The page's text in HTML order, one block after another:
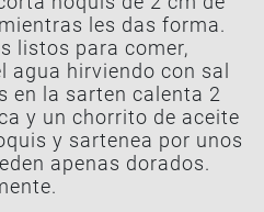
les das forma.
listos para comer,
agua hirviendo con sal
en la sarten calenta 2
y un chorrito de aceite
y sartenea por unos
apenas dorados.